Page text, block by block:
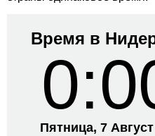
Время в
Пятница, 7